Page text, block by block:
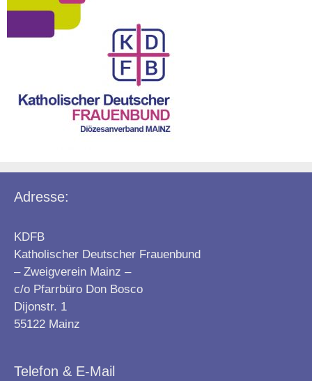
Adresse:
KDFB
Katholischer Deutscher Frauenbund
– Zweigverein Mainz –
c/o Pfarrbüro Don Bosco
Dijonstr. 1
55122 Mainz
Telefon & E-Mail